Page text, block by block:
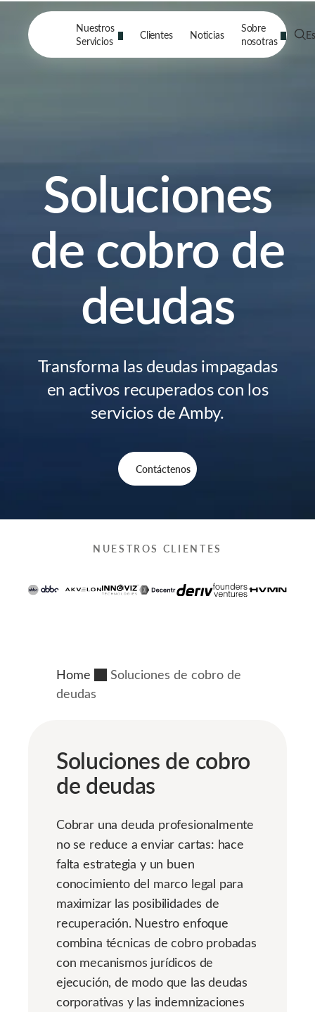
Nuestros
Servicios
Clientes Noticias
Sobre
nosotras
Es
Soluciones
de cobro de
deudas
Transforma las deudas impagadas
en activos recuperados con los
servicios de Amby.
Contáctenos
NUESTROS CLIENTES
Home
Soluciones de cobro de
deudas
Soluciones de cobro
de deudas
Cobrar una deuda profesionalmente
no se reduce a enviar cartas: hace
falta estrategia y un buen
conocimiento del marco legal para
maximizar las posibilidades de
recuperación. Nuestro enfoque
combina técnicas de cobro probadas
con mecanismos jurídicos de
ejecución, de modo que las deudas
corporativas y las indemnizaciones